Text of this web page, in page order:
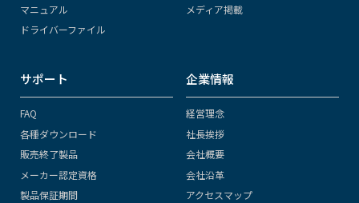
マニュアル
ドライバーファイル
メディア掲載
サポート
FAQ
各種ダウンロード
販売終了製品
メーカー認定資格
製品保証期間
企業情報
経営理念
社長挨拶
会社概要
会社沿革
アクセスマップ